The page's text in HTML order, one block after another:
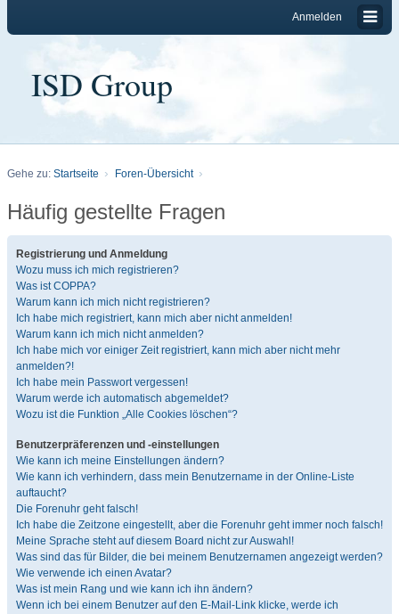
Anmelden
ISD Group
Gehe zu: Startseite Foren-Übersicht
Häufig gestellte Fragen
Registrierung und Anmeldung
Wozu muss ich mich registrieren?
Was ist COPPA?
Warum kann ich mich nicht registrieren?
Ich habe mich registriert, kann mich aber nicht anmelden!
Warum kann ich mich nicht anmelden?
Ich habe mich vor einiger Zeit registriert, kann mich aber nicht mehr
anmelden?!
Ich habe mein Passwort vergessen!
Warum werde ich automatisch abgemeldet?
Wozu ist die Funktion „Alle Cookies löschen“?
Benutzerpräferenzen und -einstellungen
Wie kann ich meine Einstellungen ändern?
Wie kann ich verhindern, dass mein Benutzername in der Online-Liste
auftaucht?
Die Forenuhr geht falsch!
Ich habe die Zeitzone eingestellt, aber die Forenuhr geht immer noch falsch!
Meine Sprache steht auf diesem Board nicht zur Auswahl!
Was sind das für Bilder, die bei meinem Benutzernamen angezeigt werden?
Wie verwende ich einen Avatar?
Was ist mein Rang und wie kann ich ihn ändern?
Wenn ich bei einem Benutzer auf den E-Mail-Link klicke, werde ich